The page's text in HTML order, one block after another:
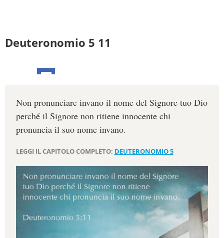
Deuteronomio 5 11
Non pronunciare invano il nome del Signore tuo Dio
perché il Signore non ritiene innocente chi
pronuncia il suo nome invano.
LEGGI IL CAPITOLO COMPLETO: DEUTERONOMIO 5